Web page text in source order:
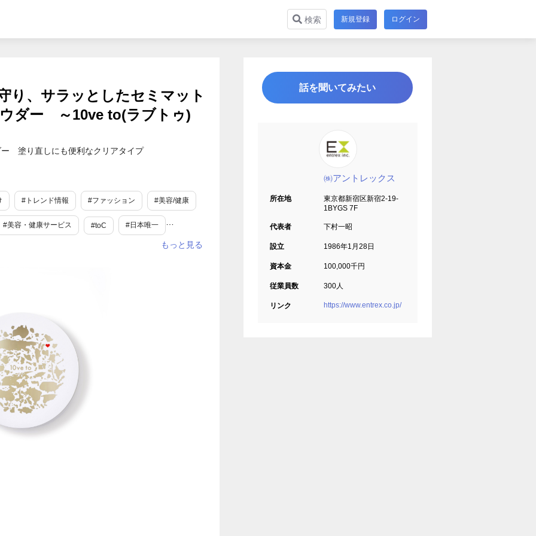
検索 新規登録 ログイン
り、サラッとしたセミマット
ダー ～10ve to(ラブトゥ)
塗り直しにも便利なクリアタイプ
#トレンド情報 #ファッション #美容/健康
#美容・健康サービス #toC #日本唯一
話を聞いてみたい
㈱アントレックス
所在地
東京都新宿区新宿2-19-
1BYGS 7F
代表者 下村一昭
設立 1986年1月28日
資本金 100,000千円
従業員数 300人
リンク https://www.entrex.co.jp/